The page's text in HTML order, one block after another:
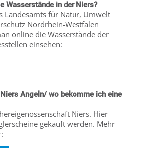
Wasserstände in der Niers?
Landesamts für Natur, Umwelt
Nordrhein-Westfalen
online die Wasserstände der
einsehen:
Angeln/ wo bekomme ich eine
Niers. Hier
gekauft werden. Mehr